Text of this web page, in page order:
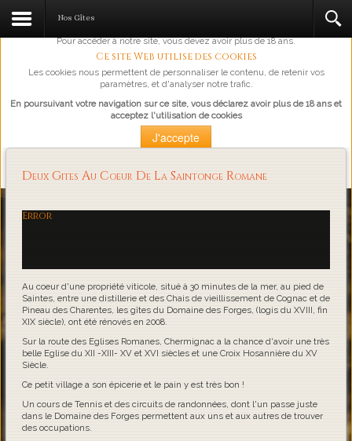
L'abus d'alcool est dangereux pour la santé, à consommer avec
Pour accéder à notre site, vous devez avoir plus de 18 ans.
Ce site Web utilise des cookies
Les cookies nous permettent de personnaliser le contenu, de retenir vos
paramètres, et d'analyser notre trafic.
En poursuivant votre navigation sur ce site, vous déclarez avoir plus de 18 ans et
acceptez l'utilisation de cookies
J'accepte
Loading...
Nos Gîtes
Deux Gites Au Coeur De La Saintonge Romane
Error
Au coeur d'une propriété viticole, situé à 30 minutes de la mer, au pied de
Saintes, entre une distillerie et des Chais de vieillissement de Cognac et de
Pineau des Charentes, les gîtes du Domaine des Forges, (logis du XVIII, fin
XIX siècle), ont été rénovés en 2008.
Sur la route des Eglises Romanes, Chermignac a la chance d'avoir une très
belle Eglise du XII -XIII- XV et XVI siècles et une Croix Hosannière du XV
Siècle.
Ce petit village a son épicerie et le pain y est très bon !
Un cours de Tennis et des circuits de randonnées, dont l'un passe juste
dans le Domaine des Forges permettent aux uns et aux autres de trouver
des occupations.